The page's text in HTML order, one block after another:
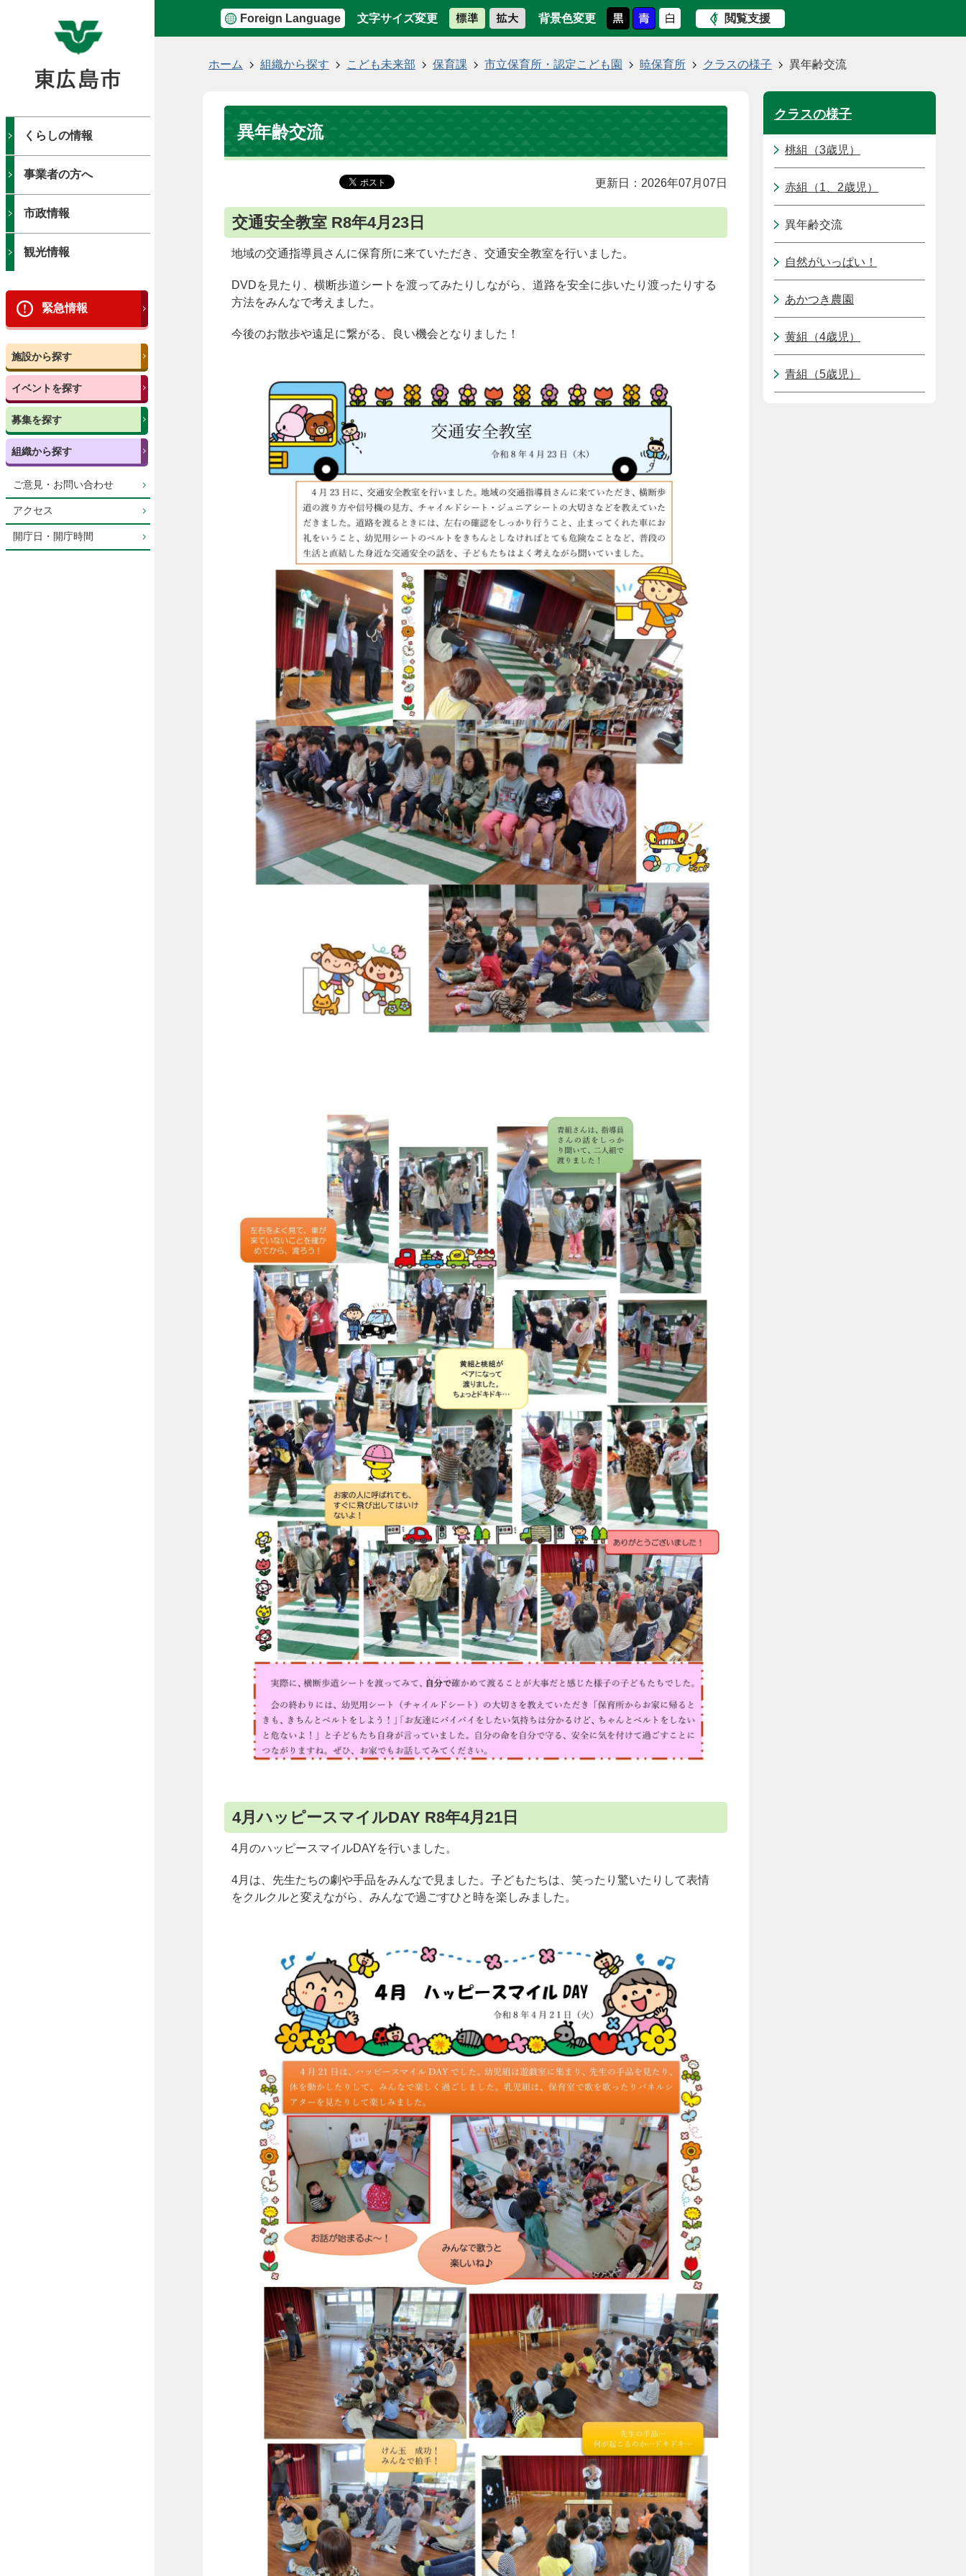
Foreign Language 文字サイズ変更 背景色変更 閲覧支援
くらしの情報
事業者の方へ
市政情報
観光情報
緊急情報
施設から探す
イベントを探す
募集を探す
組織から探す
ご意見・お問い合わせ
アクセス
開庁日・開庁時間
ホーム 組織から探す こども未来部 保育課 市立保育所・認定こども園 暁保育所 クラスの様子 異年齢交流
異年齢交流
更新日：2026年07月07日
交通安全教室 R8年4月23日
地域の交通指導員さんに保育所に来ていただき、交通安全教室を行いました。
DVDを見たり、横断歩道シートを渡ってみたりしながら、道路を安全に歩いたり渡ったりする
方法をみんなで考えました。
今後のお散歩や遠足に繋がる、良い機会となりました！
4月ハッピースマイルDAY R8年4月21日
4月のハッピースマイルDAYを行いました。
4月は、先生たちの劇や手品をみんなで見ました。子どもたちは、笑ったり驚いたりして表情
をクルクルと変えながら、みんなで過ごすひと時を楽しみました。
クラスの様子
桃組（3歳児）
赤組（1、2歳児）
異年齢交流
自然がいっぱい！
あかつき農園
黄組（4歳児）
青組（5歳児）